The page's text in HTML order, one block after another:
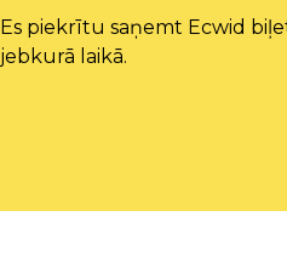
Es piekrītu saņemt Ecwid
jebkurā laikā.